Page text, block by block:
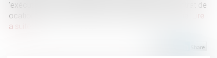
l’exécution de ses obligations par le locataire, le contrat de
location peut prévoir la remise d’un dépôt de garantie.
Lire
la suite